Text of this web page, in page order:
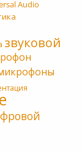
Audio
звуковой